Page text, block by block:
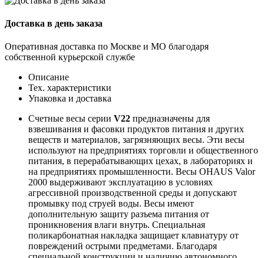
Доставка в день заказа
Оперативная доставка по Москве и МО благодаря
собственной курьерской службе
Описание
Тех. характеристики
Упаковка и доставка
Счетные весы серии V22 предназначены для
взвешивания и фасовки продуктов питания и других
веществ и материалов, загрязняющих весы. Эти весы
используют на предприятиях торговли и общественного
питания, в перерабатывающих цехах, в лабораториях и
на предприятиях промышленности. Весы OHAUS Valor
2000 выдерживают эксплуатацию в условиях
агрессивной производственной среды и допускают
промывку под струей воды. Весы имеют
дополнительную защиту разъема питания от
проникновения влаги внутрь. Специальная
поликарбонатная накладка защищает клавиатуру от
повреждений острыми предметами. Благодаря